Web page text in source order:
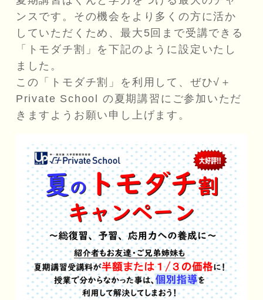
ンスです。その機会をより多くの方に活か
していただくため、最大5回まで受講できる
「トモダチ割」を下記のように設定いたし
ました。
この「トモダチ割」を利用して、ぜひ√＋
Private School の夏期講習にご参加いただ
きますようお願い申し上げます。